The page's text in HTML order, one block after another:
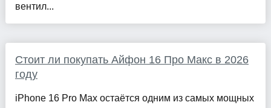
вентил...
Стоит ли покупать Айфон 16 Про Макс в 2026
году
iPhone 16 Pro Max остаётся одним из самых мощных